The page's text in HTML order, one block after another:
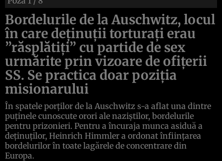
Bordelurile de la Auschwitz, locul
în care deţinuţii torturaţi erau
”răsplătiţi” cu partide de sex
urmărite prin vizoare de ofiţerii
SS. Se practica doar poziţia
misionarului
În spatele porţilor de la Auschwitz s-a aflat una dintre
puţinele cunoscute orori ale naziştilor, bordelurile
pentru prizonieri. Pentru a încuraja munca asiduă a
deţinuţilor, Heinrich Himmler a ordonat înfiinţarea
bordelurilor în toate lagărele de concentrare din
Europa.